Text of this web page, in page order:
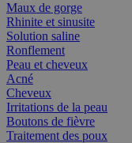
Maux de gorge
Rhinite et sinusite
Solution saline
Ronflement
Peau et cheveux
Acné
Cheveux
Irritations de la peau
Boutons de fièvre
Traitement des poux